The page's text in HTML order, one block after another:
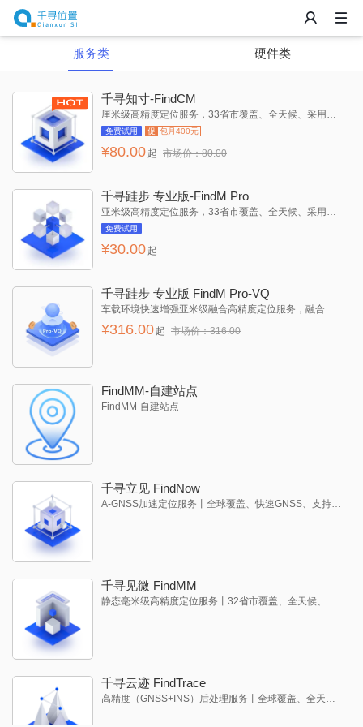
服务类 硬件类
千寻知寸-FindCM
免费试用 促 包月400元
¥80.00 起 市场价：80.00
千寻跬步 专业版-FindM Pro
免费试用
¥30.00 起
千寻跬步 专业版 FindM Pro-VQ
¥316.00 起 市场价：316.00
FindMM-自建站点
FindMM-自建站点
千寻立见 FindNow
千寻见微 FindMM
千寻云迹 FindTrace